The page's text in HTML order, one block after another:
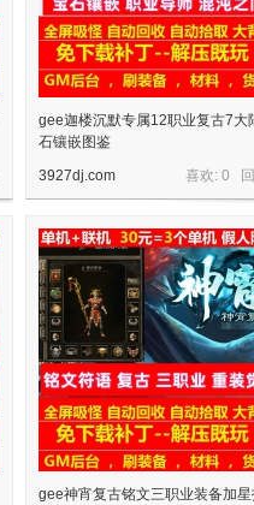
gee迦楼沉默专属12职业复古7大
石镶嵌图鉴
喜欢: 0
3927dj.com
gee神宵复古铭文三职业装备加